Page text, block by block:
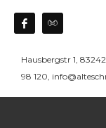
Hausbergstr 1,
98 120,